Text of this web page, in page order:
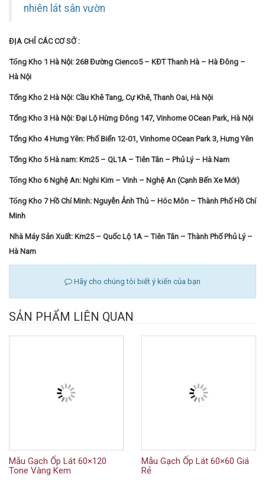
nhiên lát sân vườn
ĐỊA CHỈ CÁC CƠ SỞ :
Tổng Kho 1 Hà Nội: 268 Đường Cienco5 – KĐT Thanh Hà – Hà Đông –
Hà Nội
Tổng Kho 2 Hà Nội: Cầu Khê Tang, Cự Khê, Thanh Oai, Hà Nội
Tổng Kho 3 Hà Nội: Đại Lộ Hừng Đông 147, Vinhome OCean Park, Hà Nội
Tổng Kho 4 Hưng Yên: Phố Biển 12-01, Vinhome OCean Park 3, Hưng Yên
Tổng Kho 5 Hà nam: Km25 – QL1A – Tiên Tân – Phủ Lý – Hà Nam
Tổng Kho 6 Nghệ An: Nghi Kim – Vinh – Nghệ An (Cạnh Bến Xe Mới)
Tổng Kho 7 Hồ Chí Minh: Nguyễn Ảnh Thủ – Hóc Môn – Thành Phố Hồ Chí
Minh
Nhà Máy Sản Xuất: Km25 – Quốc Lộ 1A – Tiên Tân – Thành Phố Phủ Lý –
Hà Nam
Hãy cho chúng tôi biết ý kiến của bạn
SẢN PHẨM LIÊN QUAN
Mẫu Gạch Ốp Lát 60×120
Tone Vàng Kem
Mẫu Gạch Ốp Lát 60×60 Giá
Rẻ